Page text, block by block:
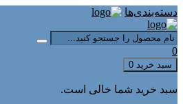
دسته‌بندی‌ها
0
سبد خرید 0
سبد خرید شما خالی است.